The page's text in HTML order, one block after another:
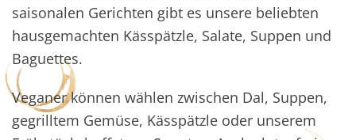
saisonalen Gerichten gibt es unsere beliebten
hausgemachten Kässpätzle, Salate, Suppen und
Baguettes.
Veganer können wählen zwischen Dal, Suppen,
gegrilltem Gemüse, Kässpätzle oder unserem